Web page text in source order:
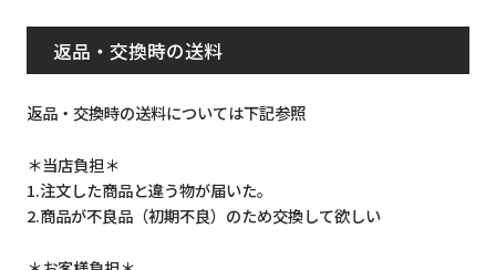
返品・交換時の送料
返品・交換時の送料については下記参照
＊当店負担＊
1.注文した商品と違う物が届いた。
2.商品が不良品（初期不良）のため交換して欲しい